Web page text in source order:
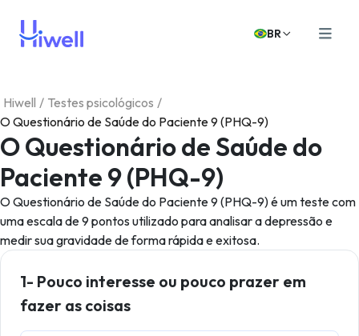
BR
Hiwell / Testes psicológicos /
O Questionário de Saúde do Paciente 9 (PHQ-9)
O Questionário de Saúde do
Paciente 9 (PHQ-9)
O Questionário de Saúde do Paciente 9 (PHQ-9) é um teste com
uma escala de 9 pontos utilizado para analisar a depressão e
medir sua gravidade de forma rápida e exitosa.
1- Pouco interesse ou pouco prazer em
fazer as coisas